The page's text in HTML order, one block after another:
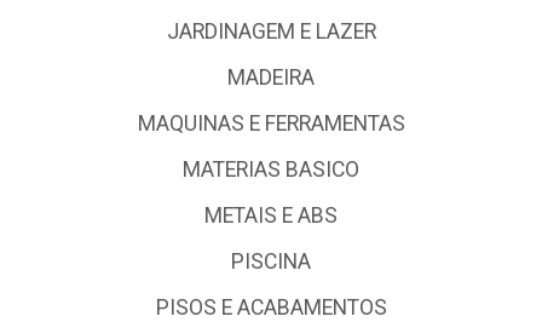
JARDINAGEM E LAZER
MADEIRA
MAQUINAS E FERRAMENTAS
MATERIAS BASICO
METAIS E ABS
PISCINA
PISOS E ACABAMENTOS